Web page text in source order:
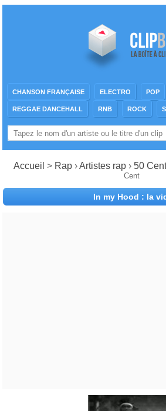
CHANSON FRANÇAISE ELECTRO POP
REGGAE DANCEHALL RNB ROCK
Accueil > Rap ›Artistes rap› 50
Cent
In my Hood : la